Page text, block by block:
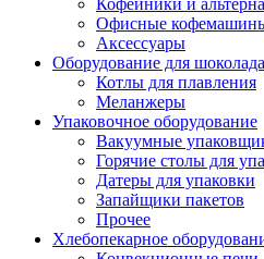
Кофейники и
Офисные
Аксессуары
Оборудование для шоколада
Котлы для плавления
Меланжеры
Упаковочное оборудование
Вакуумные
Горячие столы для
Датеры для упаковки
Запайщики пакетов
Прочее
Хлебопекарное